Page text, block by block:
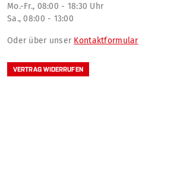
Mo.-Fr., 08:00 - 18:30 Uhr
Sa., 08:00 - 13:00
Oder über unser Kontaktformular
VERTRAG WIDERRUFEN